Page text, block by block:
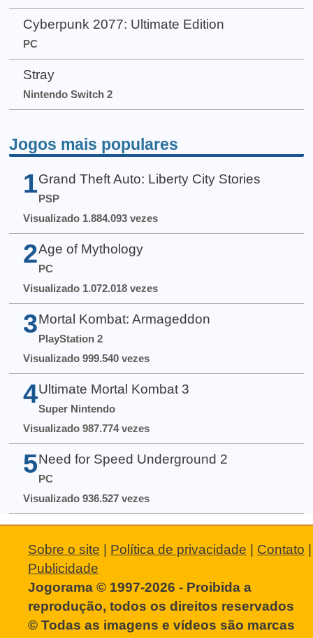
Cyberpunk 2077: Ultimate Edition
PC
Stray
Nintendo Switch 2
Jogos mais populares
1 Grand Theft Auto: Liberty City Stories
PSP
Visualizado 1.884.093 vezes
2 Age of Mythology
PC
Visualizado 1.072.018 vezes
3 Mortal Kombat: Armageddon
PlayStation 2
Visualizado 999.540 vezes
4 Ultimate Mortal Kombat 3
Super Nintendo
Visualizado 987.774 vezes
5 Need for Speed Underground 2
PC
Visualizado 936.527 vezes
Sobre o site | Política de privacidade | Contato |
Publicidade
Jogorama © 1997-2026 - Proibida a
reprodução, todos os direitos reservados
© Todas as imagens e vídeos são marcas